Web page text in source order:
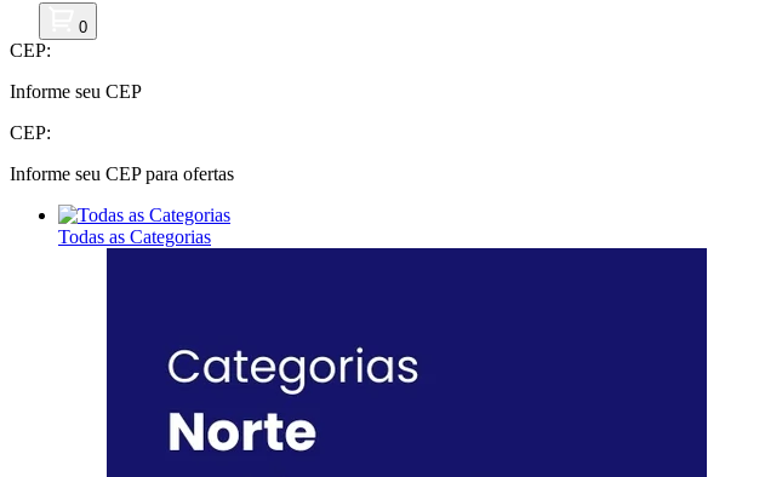
0
CEP:
Informe seu CEP
CEP:
Informe seu CEP para ofertas
Todas as Categorias